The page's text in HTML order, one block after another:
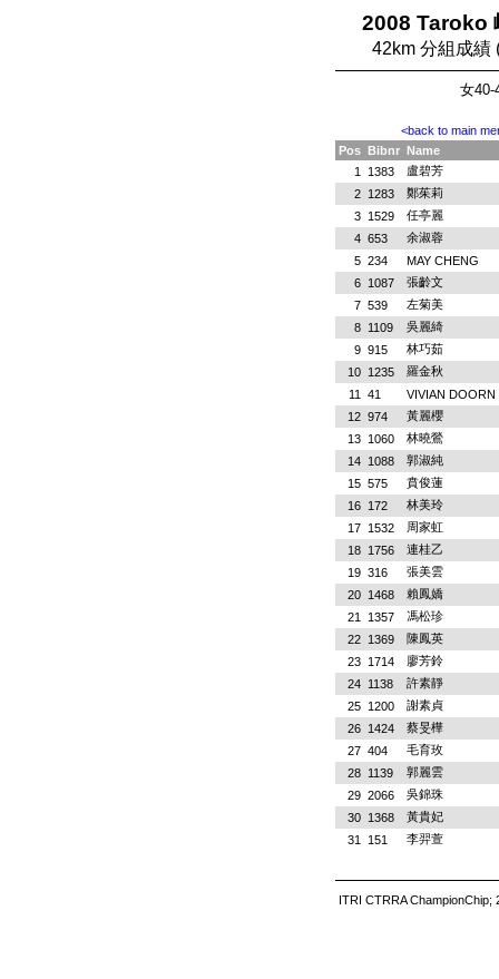
2008 Taroko
42km 分組成績
女40-
<back to main
Pos Bibnr Name
1
1383
盧碧芳
2 1283
鄭茱莉
3 1529
任亭麗
4 653
余淑蓉
5 234
MAY CHENG
6 1087
張齡文
7 539
左菊美
8 1109
吳麗綺
9 915
林巧茹
10 1235
羅金秋
11
41
VIVIAN DOORN
12 974
黃麗櫻
13 1060
林曉鶯
14 1088
郭淑純
15 575
賁俊蓮
16 172
林美玲
17 1532
周家虹
18 1756
連桂乙
19 316
張美雲
20 1468
賴鳳嬌
21
1357
馮松珍
22 1369
陳鳳英
23 1714
廖芳鈴
24 1138
許素靜
25 1200
謝素貞
26 1424
蔡旻樺
27 404
毛育玫
28 1139
郭麗雲
29 2066
吳錦珠
30 1368
黃貴妃
31
151 李羿萱
ITRI CTRRA ChampionChip;